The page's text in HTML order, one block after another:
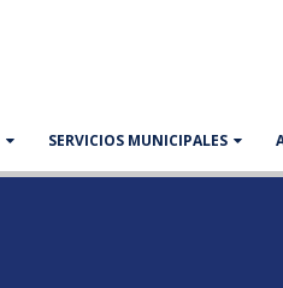
SERVICIOS MUNICIPALES